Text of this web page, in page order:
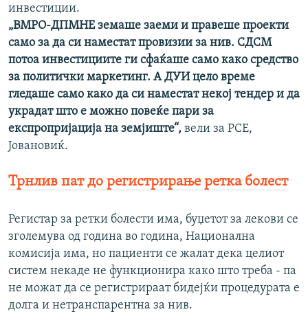
инвестиции.
„ВМРО-ДПМНЕ земаше заеми и правеше проекти
само за да си наместат провизии за нив. СДСМ
потоа инвестициите ги сфаќаше само како средство
за политички маркетинг. А ДУИ цело време
гледаше само како да си наместат некој тендер и да
украдат што е можно повеќе пари за
експропријација на земјиште“, вели за РСЕ,
Јовановиќ.
Трнлив пат до регистрирање ретка болест
Регистар за ретки болести има, буџетот за лекови се
зголемува од година во година, Национална
комисија има, но пациенти се жалат дека целиот
систем некаде не функционира како што треба - па
не можат да се регистрираат бидејќи процедурата е
долга и нетранспарентна за нив.